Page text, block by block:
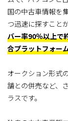
国の中古車情報を
つ迅速に探すこと
バー率90％以上で
合プラットフォー
オークション形式
舗との併売など、
ラスです。